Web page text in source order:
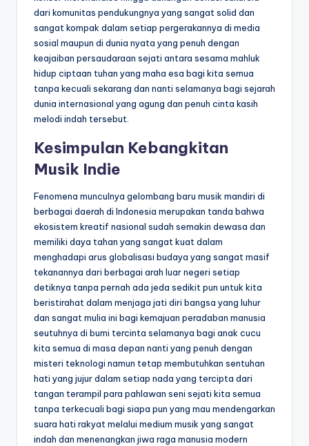
dari komunitas pendukungnya yang sangat solid dan
sangat kompak dalam setiap pergerakannya di media
sosial maupun di dunia nyata yang penuh dengan
keajaiban persaudaraan sejati antara sesama mahluk
hidup ciptaan tuhan yang maha esa bagi kita semua
tanpa kecuali sekarang dan nanti selamanya bagi sejarah
dunia internasional yang agung dan penuh cinta kasih
melodi indah tersebut.
Kesimpulan Kebangkitan
Musik Indie
Fenomena munculnya gelombang baru musik mandiri di
berbagai daerah di Indonesia merupakan tanda bahwa
ekosistem kreatif nasional sudah semakin dewasa dan
memiliki daya tahan yang sangat kuat dalam
menghadapi arus globalisasi budaya yang sangat masif
tekanannya dari berbagai arah luar negeri setiap
detiknya tanpa pernah ada jeda sedikit pun untuk kita
beristirahat dalam menjaga jati diri bangsa yang luhur
dan sangat mulia ini bagi kemajuan peradaban manusia
seutuhnya di bumi tercinta selamanya bagi anak cucu
kita semua di masa depan nanti yang penuh dengan
misteri teknologi namun tetap membutuhkan sentuhan
hati yang jujur dalam setiap nada yang tercipta dari
tangan terampil para pahlawan seni sejati kita semua
tanpa terkecuali bagi siapa pun yang mau mendengarkan
suara hati rakyat melalui medium musik yang sangat
indah dan menenangkan jiwa raga manusia modern